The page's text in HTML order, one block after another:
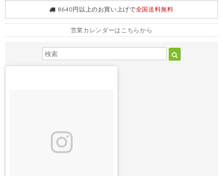
8640円以上のお買い上げで全国送料無料
営業カレンダーはこちらから